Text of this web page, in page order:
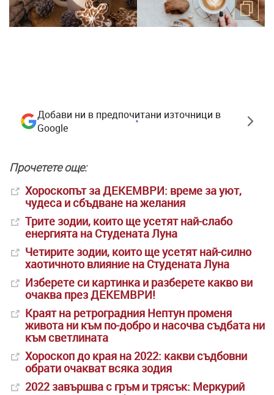
Добави ни в предпочитани източници в
Google
Прочетете още:
Хороскопът за ДЕКЕМВРИ: време за уют,
чудеса и сбъдване на желания
Трите зодии, които ще усетят най-слабо
енергията на Студената Луна
Четирите зодии, които ще усетят най-силно
хаотичното влияние на Студената Луна
Изберете си картинка и разберете какво ви
очаква през ДЕКЕМВРИ!
Краят на ретроградния Нептун променя
живота ни към по-добро и насочва съдбата ни
към светлината
Хороскоп до края на 2022: какви съдбовни
обрати очакват всяка зодия
2022 завършва с гръм и трясък: Меркурий